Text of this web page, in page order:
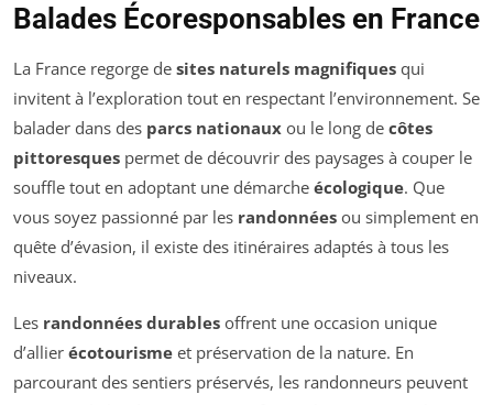
Balades Écoresponsables en France
La France regorge de sites naturels magnifiques qui
invitent à l’exploration tout en respectant l’environnement. Se
balader dans des parcs nationaux ou le long de côtes
pittoresques permet de découvrir des paysages à couper le
souffle tout en adoptant une démarche écologique. Que
vous soyez passionné par les randonnées ou simplement en
quête d’évasion, il existe des itinéraires adaptés à tous les
niveaux.
Les randonnées durables offrent une occasion unique
d’allier écotourisme et préservation de la nature. En
parcourant des sentiers préservés, les randonneurs peuvent